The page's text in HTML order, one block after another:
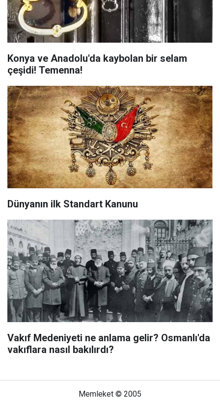
Konya ve Anadolu'da kaybolan bir selam
çeşidi! Temenna!
Dünyanın ilk Standart Kanunu
Vakıf Medeniyeti ne anlama gelir? Osmanlı'da
vakıflara nasıl bakılırdı?
Memleket © 2005